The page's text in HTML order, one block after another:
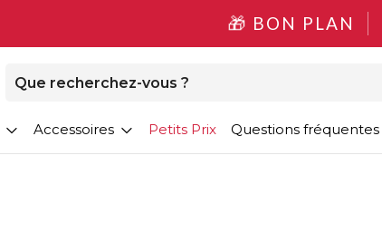
BON PLAN
Accessoires Petits Prix Questions fréquentes